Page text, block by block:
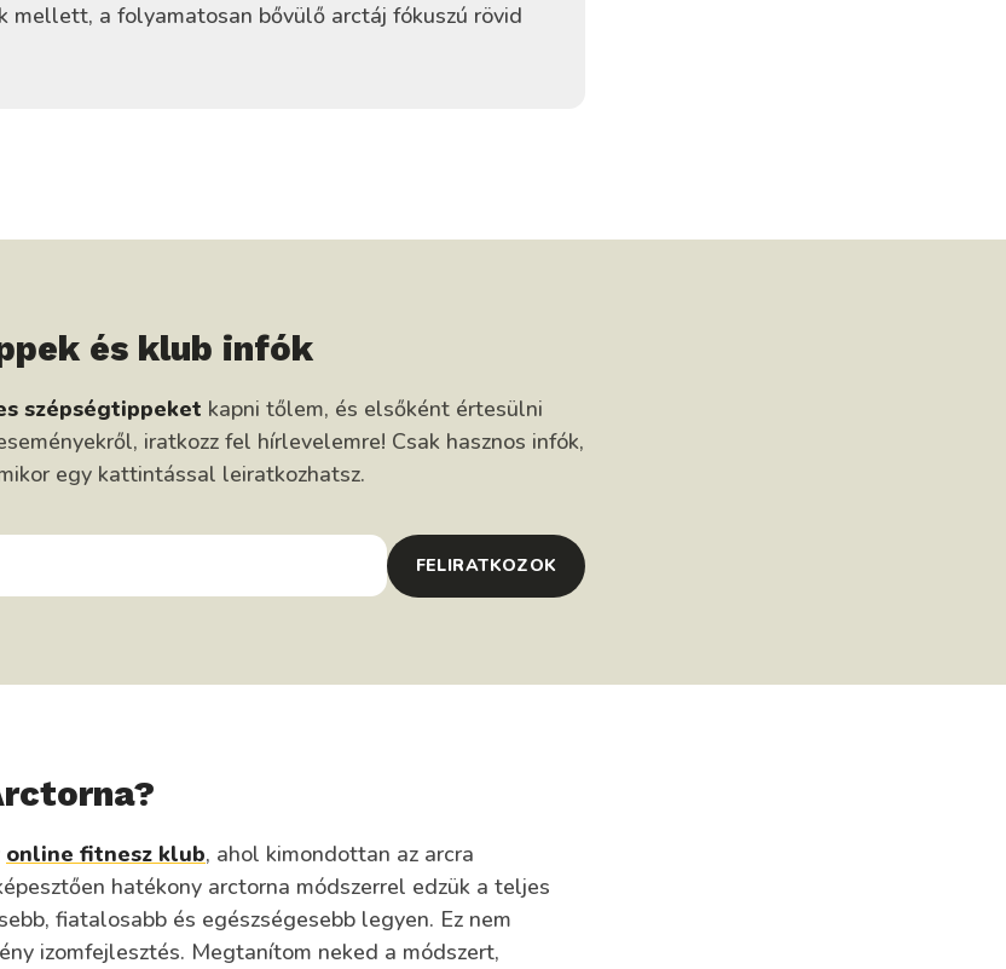
mellett, a folyamatosan bővülő arctáj fókuszú rövid
és klub infók
szépségtippeket kapni tőlem, és elsőként értesülni
iratkozz fel hírlevelemre! Csak hasznos infók,
egy kattintással leiratkozhatsz.
FELIRATKOZOK
online fitnesz klub, ahol kimondottan az arcra
hatékony arctorna módszerrel edzük a teljes
fiatalosabb és egészségesebb legyen. Ez nem
izomfejlesztés. Megtanítom neked a módszert,